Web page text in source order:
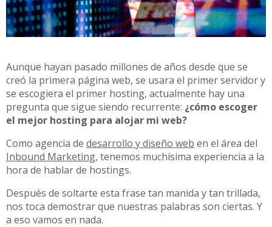
Aunque hayan pasado millones de años desde que se
creó la primera página web, se usara el primer servidor y
se escogiera el primer hosting, actualmente hay una
pregunta que sigue siendo recurrente: ¿cómo escoger
el mejor hosting para alojar mi web?
Como agencia de desarrollo y diseño web en el área del
Inbound Marketing, tenemos muchísima experiencia a la
hora de hablar de hostings.
Después de soltarte esta frase tan manida y tan trillada,
nos toca demostrar que nuestras palabras son ciertas. Y
a eso vamos en nada.